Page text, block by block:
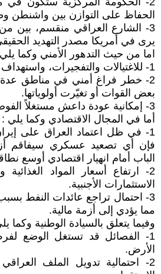
الحفاظ على التوازن بين واشنطن
3- الشارع العراقي منقسم، بين
يرى في أمريكا مصدر التهديد
اما من حيث التدهور الأمني وكما
1- للاغتيالات والتفجيرات، واستهداف للمصالح الأجنبية.
2- خطر فراغ أمني في مناطق
بعض القوات أو تغيّرت أولوياتها.
3- إمكانية عودة داعش مستغلاً الفوضى وغياب التنسيق.
أما في المجال الاقتصادي وكما يلي :
1- في ظل اعتماد العراق على
فإن أي تصعيد عسكري سيفاقم
الباب أمام انهيار اقتصادي أوسع
2- ارتفاع أسعار المواد الغذائية
الاستثمارات الأجنبية.
3- احتمال تراجع عائدات النفط
مما يؤدي إلى أزمة مالية.
وفيما يتعلق بالسيادة الوطنية وكما
1- الفصائل قد تستغل الوضع
الأرض.
2- احتمالية تدويل الملف